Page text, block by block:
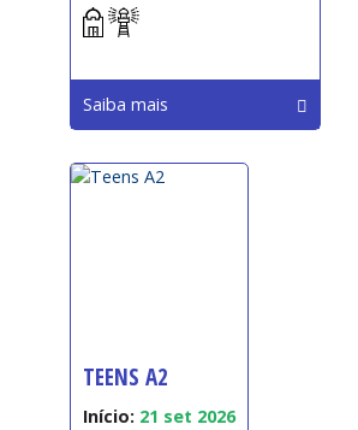
Saiba mais
TEENS A2
Início: 21 set 2026